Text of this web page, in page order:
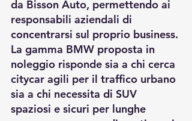
da Bisson Auto, permettendo ai
responsabili aziendali di
concentrarsi sul proprio business.
La gamma BMW proposta in
noleggio risponde sia a chi cerca
citycar agili per il traffico urbano
sia a chi necessita di SUV
spaziosi e sicuri per lunghe